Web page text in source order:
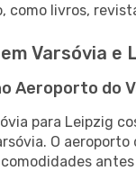
como livros,
Varsóvia e
Aeroporto do
para Leipzig
O